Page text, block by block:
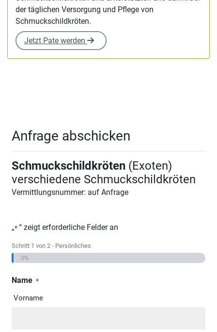
der täglichen Versorgung und Pflege von
Schmuckschildkröten.
Jetzt Pate werden
Anfrage abschicken
Schmuckschildkröten (Exoten)
verschiedene Schmuckschildkröten
Vermittlungsnummer: auf Anfrage
„* “ zeigt erforderliche Felder an
Schritt 1 von 2 - Persönliches
0%
Name *
Vorname